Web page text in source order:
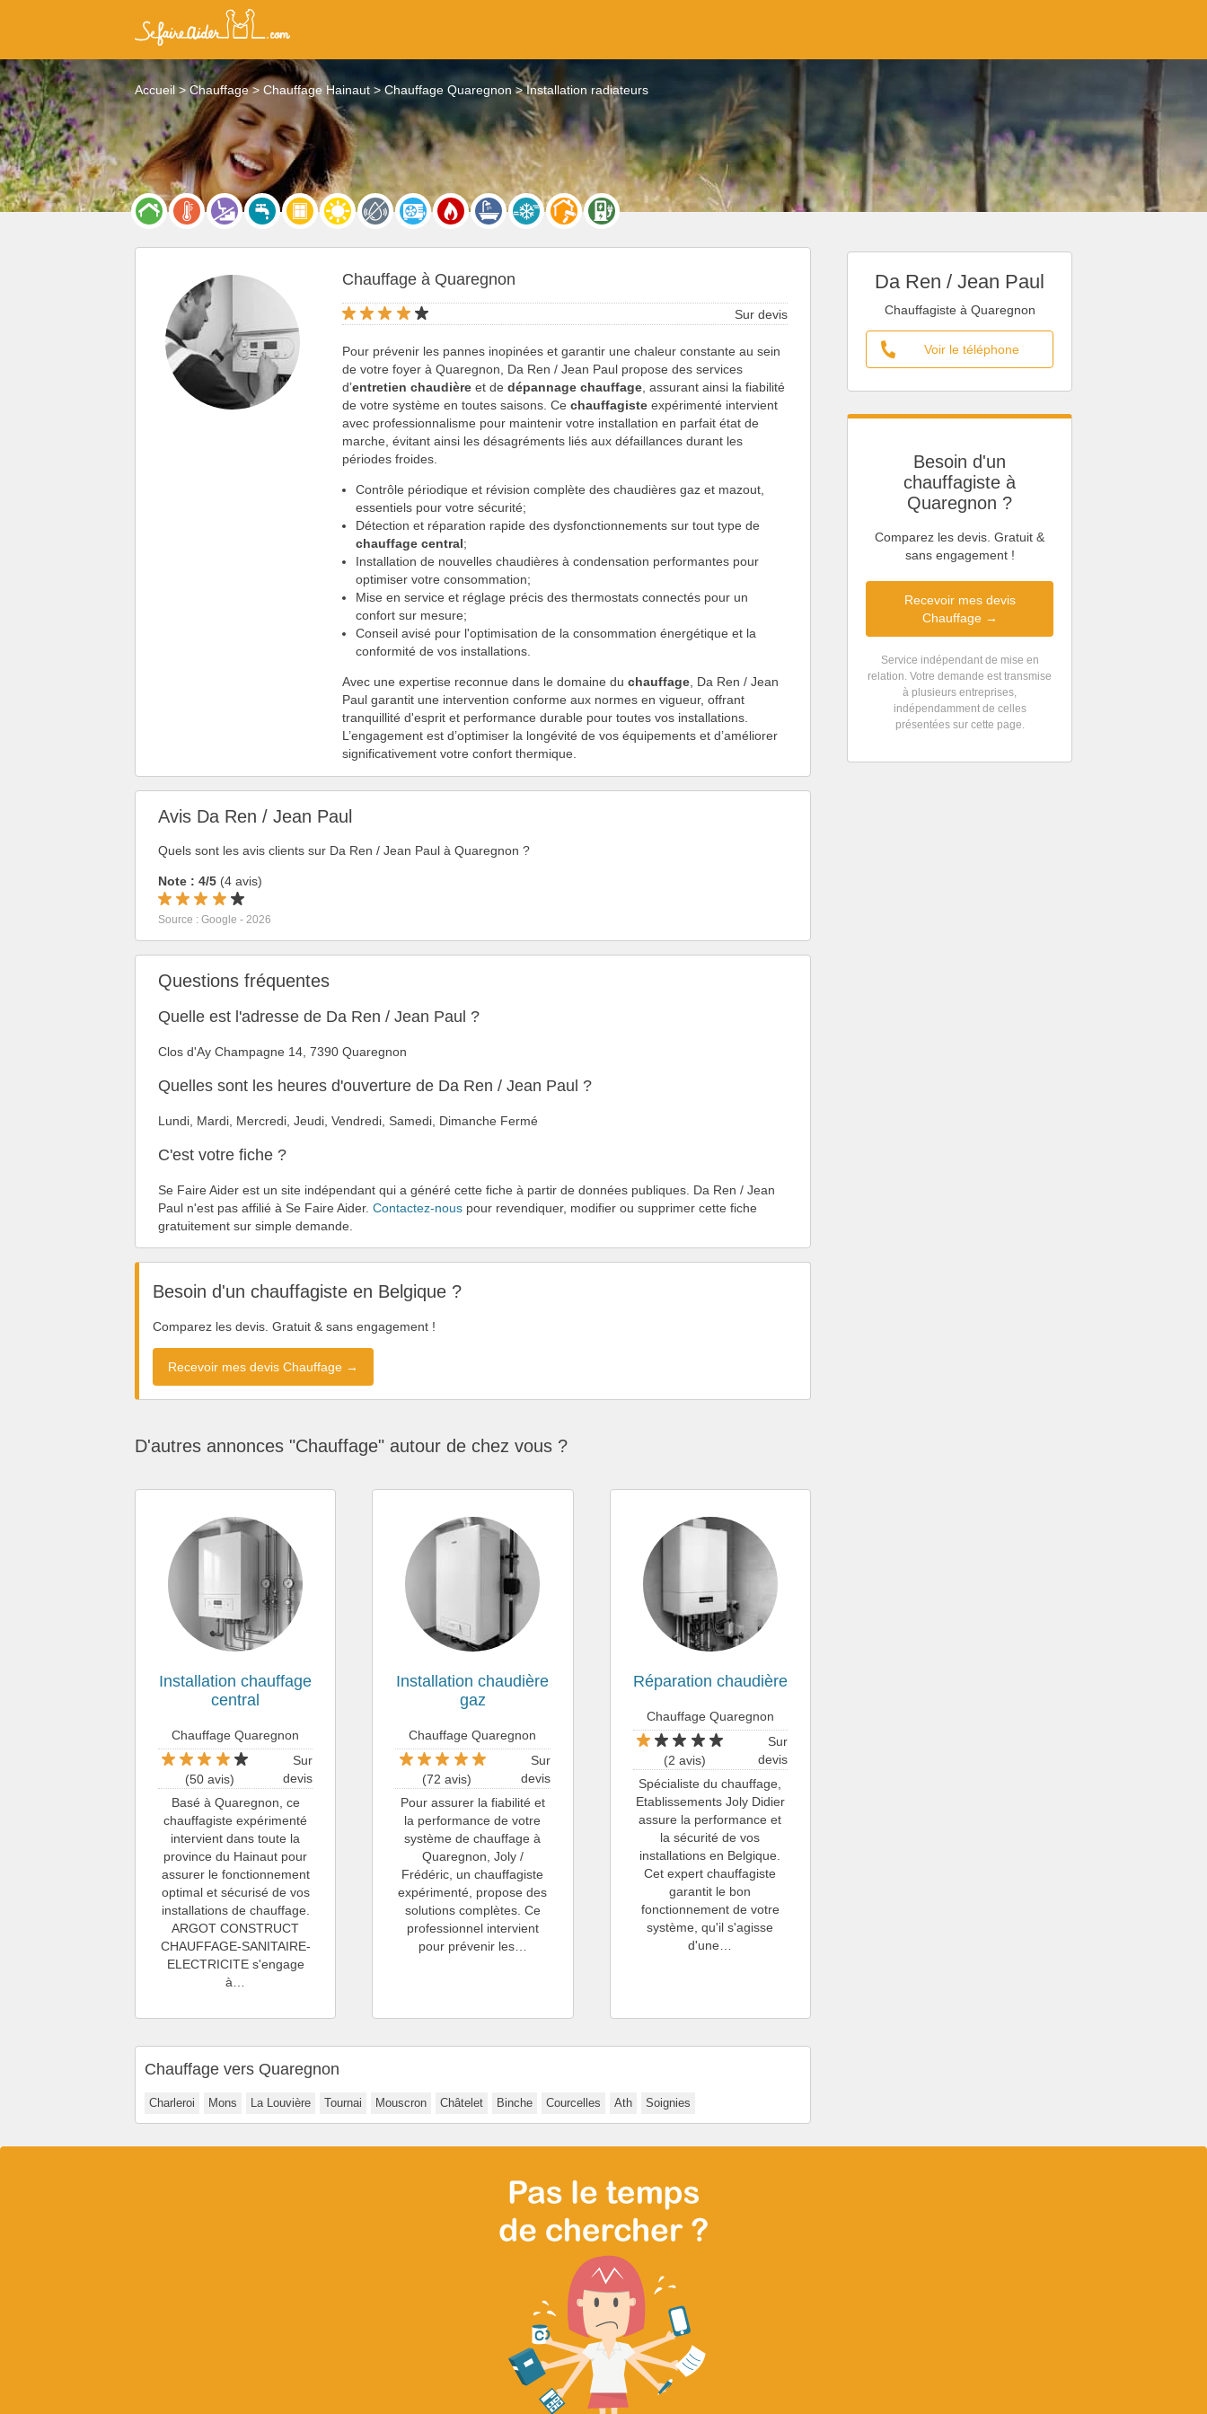
Accueil Chauffage Chauffage Hainaut Chauffage Quaregnon Installation radiateurs
Da Ren / Jean Paul
Chauffagiste à Quaregnon
Voir le téléphone
Besoin d'un
chauffagiste à
Quaregnon ?
Comparez les devis. Gratuit &
sans engagement !
Recevoir mes devis
Chauffage →
Service indépendant de mise en
relation. Votre demande est transmise
à plusieurs entreprises,
indépendamment de celles
présentées sur cette page.
Chauffage à Quaregnon
Sur devis
Pour prévenir les pannes inopinées et garantir une chaleur constante au sein
de votre foyer à Quaregnon, Da Ren / Jean Paul propose des services
d’entretien chaudière et dedépannage chauffage , assurant ainsi la fiabilité
de votre système en toutes saisons. Cechauffagiste expérimenté intervient
avec professionnalisme pour maintenir votre installation en parfait état de
marche, évitant ainsi les désagréments liés aux défaillances durant les
périodes froides.
Contrôle périodique et révision complète des chaudières gaz et mazout,
essentiels pour votre sécurité;
Détection et réparation rapide des dysfonctionnements sur tout type de
chauffage central;
Installation de nouvelles chaudières à condensation performantes pour
optimiser votre consommation;
Mise en service et réglage précis des thermostats connectés pour un
confort sur mesure;
Conseil avisé pour l'optimisation de la consommation énergétique et la
conformité de vos installations.
Avec une expertise reconnue dans le domaine duchauffage , Da Ren / Jean
Paul garantit une intervention conforme aux normes en vigueur, offrant
tranquillité d'esprit et performance durable pour toutes vos installations.
L’engagement est d’optimiser la longévité de vos équipements et d’améliorer
significativement votre confort thermique.
Avis Da Ren / Jean Paul
Quels sont les avis clients sur Da Ren / Jean Paul à Quaregnon ?
Note : 4/5 (4 avis)
Source : Google - 2026
Questions fréquentes
Quelle est l'adresse de Da Ren / Jean Paul ?
Clos d'Ay Champagne 14, 7390 Quaregnon
Quelles sont les heures d'ouverture de Da Ren / Jean Paul ?
Lundi, Mardi, Mercredi, Jeudi, Vendredi, Samedi, Dimanche Fermé
C'est votre fiche ?
Se Faire Aider est un site indépendant qui a généré cette fiche à partir de données publiques. Da Ren / Jean
Paul n'est pas affilié à Se Faire Aider. Contactez-nous pour revendiquer, modifier ou supprimer cette fiche
gratuitement sur simple demande.
Besoin d'un chauffagiste en Belgique ?
Comparez les devis. Gratuit & sans engagement !
Recevoir mes devis Chauffage →
D'autres annonces "Chauffage" autour de chez vous ?
Installation chauffage
central
Chauffage Quaregnon
(50 avis)
Sur
devis
Basé à Quaregnon, ce
chauffagiste expérimenté
intervient dans toute la
province du Hainaut pour
assurer le fonctionnement
optimal et sécurisé de vos
installations de chauffage.
ARGOT CONSTRUCT
CHAUFFAGE-SANITAIRE-
ELECTRICITE s'engage
à…
Installation chaudière
gaz
Chauffage Quaregnon
(72 avis)
Sur
devis
Pour assurer la fiabilité et
la performance de votre
système de chauffage à
Quaregnon, Joly /
Frédéric, un chauffagiste
expérimenté, propose des
solutions complètes. Ce
professionnel intervient
pour prévenir les…
Réparation chaudière
Chauffage Quaregnon
(2 avis)
Sur
devis
Spécialiste du chauffage,
Etablissements Joly Didier
assure la performance et
la sécurité de vos
installations en Belgique.
Cet expert chauffagiste
garantit le bon
fonctionnement de votre
système, qu'il s'agisse
d'une…
Chauffage vers Quaregnon
Charleroi Mons La Louvière Tournai Mouscron Châtelet Binche Courcelles Ath Soignies